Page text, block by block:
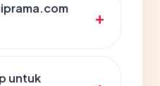
untuk